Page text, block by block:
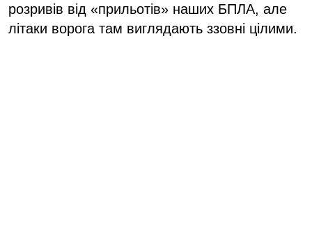
розривів від «прильотів» наших БПЛА, але
літаки ворога там виглядають ззовні цілими.